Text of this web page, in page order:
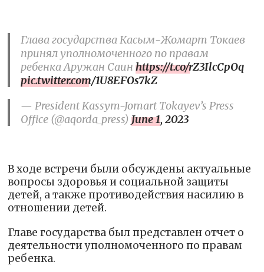
Глава государства Касым-Жомарт Токаев
принял уполномоченного по правам
ребенка Аружан Саинhttps://t.co/rZ3IlcCpOq
pic.twitter.com/1U8EFOs7kZ
— President Kassym-Jomart Tokayev’s Press
Office (@aqorda_press)June 1, 2023
В ходе встречи были обсуждены актуальные
вопросы здоровья и социальной защиты
детей, а также противодействия насилию в
отношении детей.
Главе государства был представлен отчет о
деятельности уполномоченного по правам
ребенка.